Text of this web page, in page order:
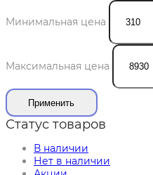
Минимальная цена
Максимальная цена
Применить
Статус товаров
В наличии
Нет в наличии